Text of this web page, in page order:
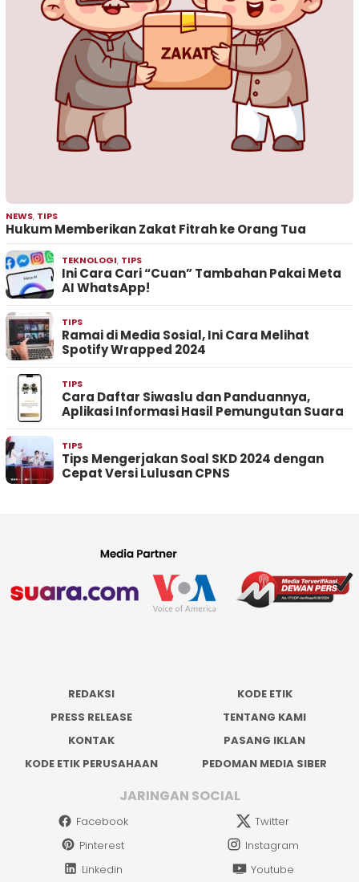
NEWS, TIPS
Hukum Memberikan Zakat Fitrah ke Orang Tua
TEKNOLOGI, TIPS
Ini Cara Cari “Cuan” Tambahan Pakai Meta
AI WhatsApp!
TIPS
Ramai di Media Sosial, Ini Cara Melihat
Spotify Wrapped 2024
TIPS
Cara Daftar Siwaslu dan Panduannya,
Aplikasi Informasi Hasil Pemungutan Suara
TIPS
Tips Mengerjakan Soal SKD 2024 dengan
Cepat Versi Lulusan CPNS
REDAKSI
KODE ETIK
PRESS RELEASE
TENTANG KAMI
KONTAK
PASANG IKLAN
KODE ETIK PERUSAHAAN
PEDOMAN MEDIA SIBER
JARINGAN SOCIAL
Facebook
Twitter
Pinterest
Instagram
Linkedin
Youtube